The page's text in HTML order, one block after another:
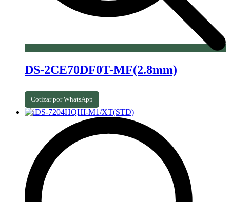
DS-2CE70DF0T-MF(2.8mm)
Cotizar por WhatsApp